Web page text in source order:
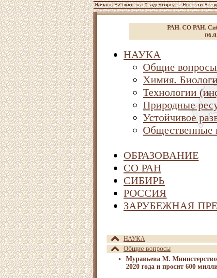
РАН. СО РАН.
НАУКА
Общие вопросы
Химия.
Технологии
Природные
Устойчивое
Общественные
ОБРАЗОВАНИЕ
СО РАН
СИБИРЬ
РОССИЯ
ЗАРУБЕЖНАЯ
НАУКА
Общие вопросы
Муравьева М.
2020 года и просит 600